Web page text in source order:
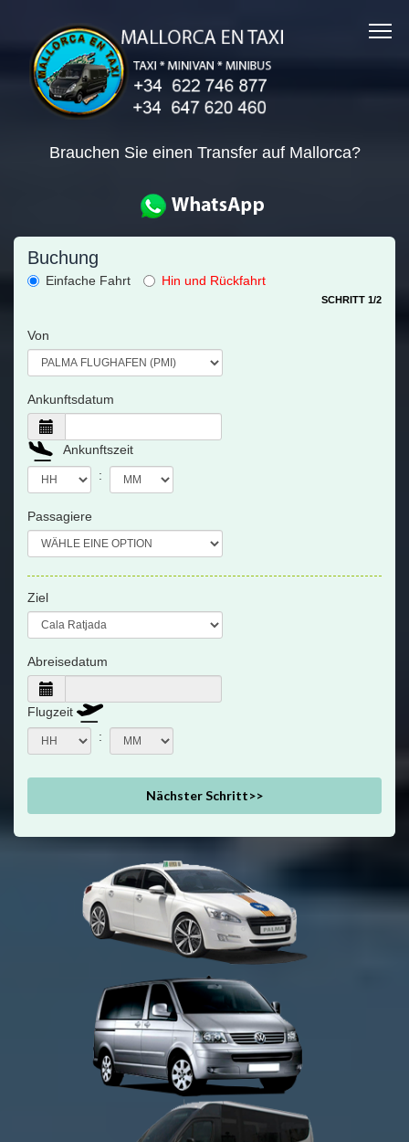
Brauchen Sie einen Transfer auf Mallorca?
Buchung
Einfache Fahrt Hin und Rückfahrt
SCHRITT 1/2
Von
Ankunftsdatum
Ankunftszeit
:
Passagiere
Ziel
Abreisedatum
Flugzeit
:
Nächster Schritt>>